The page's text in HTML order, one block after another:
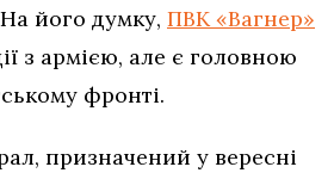
його думку, ПВК «Вагнер»
з армією, але є головною
фронті.
призначений у вересні